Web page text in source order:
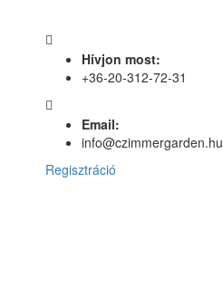
Hívjon most:
+36-20-312-72-31
Email:
info@czimmergarden.hu
Regisztráció